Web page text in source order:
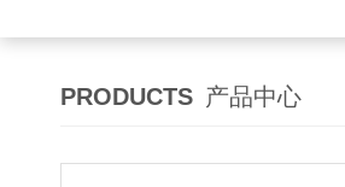
PRODUCTS 产品中心